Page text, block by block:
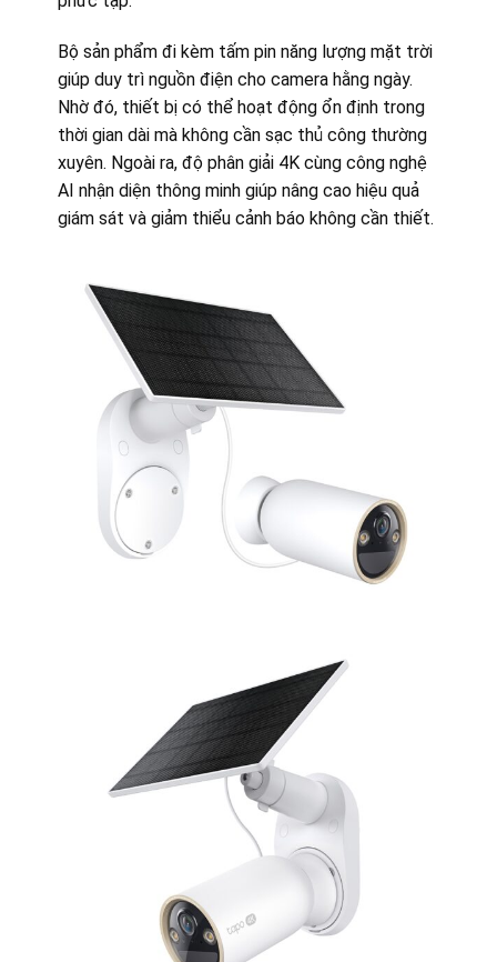
Bộ sản phẩm đi kèm tấm pin năng lượng mặt trời
giúp duy trì nguồn điện cho camera hằng ngày.
Nhờ đó, thiết bị có thể hoạt động ổn định trong
thời gian dài mà không cần sạc thủ công thường
xuyên. Ngoài ra, độ phân giải 4K cùng công nghệ
AI nhận diện thông minh giúp nâng cao hiệu quả
giám sát và giảm thiểu cảnh báo không cần thiết.